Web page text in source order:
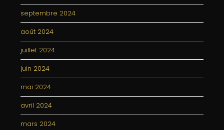
septembre 2024
août 2024
juillet 2024
juin 2024
mai 2024
avril 2024
mars 2024